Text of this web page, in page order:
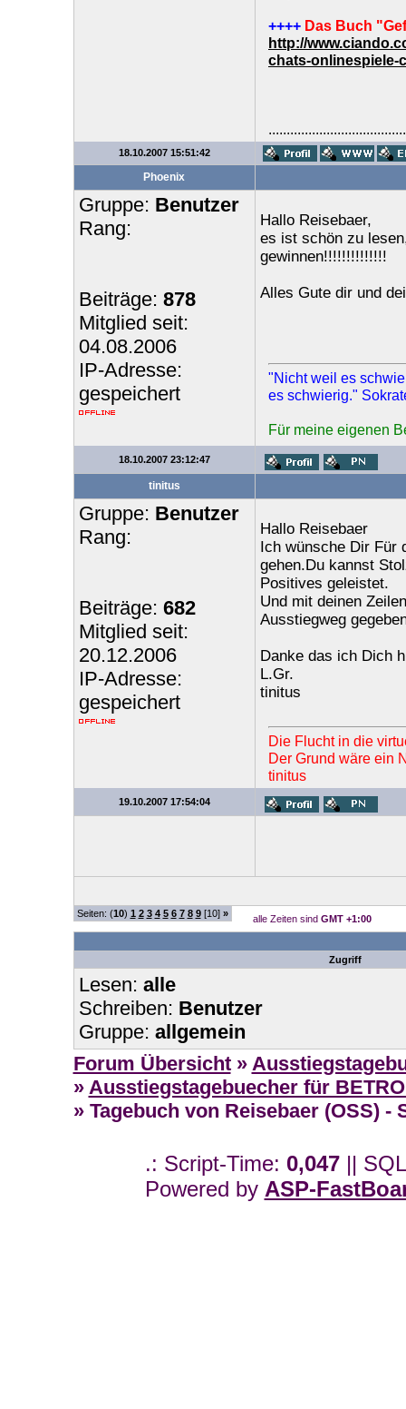
++++ Das Buch
http://
chats-onlinespiele-
18.10.2007 15:51:42
Phoenix
Gruppe: Benutzer
Rang:
Beiträge: 878
Mitglied seit:
04.08.2006
IP-Adresse:
gespeichert
Hallo Reisebaer,
es ist schön zu
gewinnen!!!!!!!!!!!!!!
Alles Gute dir und
"Nicht weil es
es schwierig."
Für meine eigenen
18.10.2007 23:12:47
tinitus
Gruppe: Benutzer
Rang:
Beiträge: 682
Mitglied seit:
20.12.2006
IP-Adresse:
gespeichert
Hallo Reisebaer
Ich wünsche Dir Für
gehen.Du kannst
Positives geleistet.
Und mit deinen
Ausstiegweg
Danke das ich Dich
L.Gr.
tinitus
Die Flucht in die
Der Grund wäre ein
tinitus
19.10.2007 17:54:04
Seiten: (10) 1 2 3 4 5 6 7 8 9[10] » alle Zeiten sind GMT +1:00
Zugriff
Lesen: alle
Schreiben: Benutzer
Gruppe: allgemein
Forum Übersicht »
» Ausstiegstagebuecher für
» Tagebuch von Reisebaer (OSS) -
.: Script-Time: 0,047||
Powered by ASP-